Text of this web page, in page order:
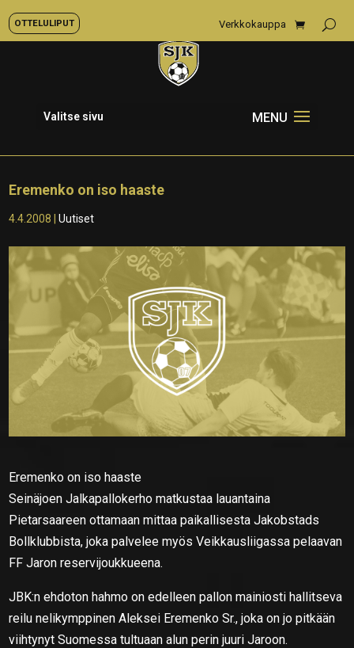
OTTELULIPUT Verkkokauppa
Valitse sivu
Eremenko on iso haaste
4.4.2008 |Uutiset
Eremenko on iso haaste
Seinäjoen Jalkapallokerho matkustaa lauantaina
Pietarsaareen ottamaan mittaa paikallisesta Jakobstads
Bollklubbista, joka palvelee myös Veikkausliigassa pelaavan
FF Jaron reservijoukkueena.
JBK:n ehdoton hahmo on edelleen pallon mainiosti hallitseva
reilu nelikymppinen Aleksei Eremenko Sr., joka on jo pitkään
viihtynyt Suomessa tultuaan alun perin juuri Jaroon.